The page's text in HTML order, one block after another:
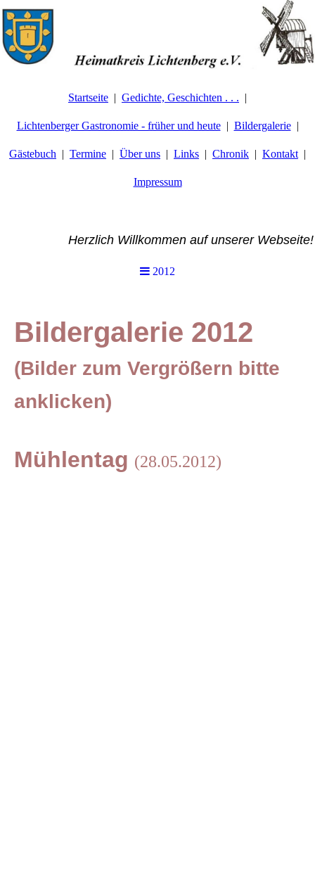
Startseite Gedichte, Geschichten . . .
Lichtenberger Gastronomie - früher und heute Bildergalerie
Gästebuch Termine Über uns Links Chronik Kontakt
Impressum
Herzlich Willkommen auf unserer Webseite!
2012
Bildergalerie 2012
(Bilder zum Vergrößern bitte
anklicken)
Mühlentag (28.05.2012)